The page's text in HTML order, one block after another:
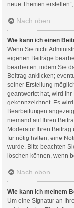
neue Themen
Nach oben
Wie kann ich einen
Wenn Sie nicht
eigenen Beiträge
bearbeiten, indem Sie
Beitrag anklicken;
seiner Erstellung
geantwortet hat, wird
gekennzeichnet. Es
Bearbeitungen
niemand auf Ihren
Moderator Ihren Beitrag
für nötig halten, eine
wurde. Bitte beachten
löschen können, wenn
Nach oben
Wie kann ich meinem
Um eine Signatur an